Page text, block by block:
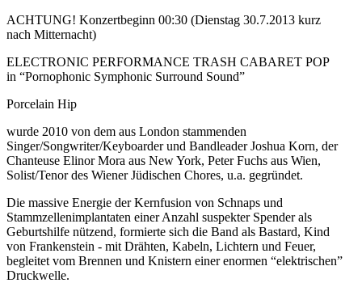
ACHTUNG! Konzertbeginn 00:30 (Dienstag 30.7.2013 kurz
nach Mitternacht)
ELECTRONIC PERFORMANCE TRASH CABARET POP
in “Pornophonic Symphonic Surround Sound”
Porcelain Hip
wurde 2010 von dem aus London stammenden
Singer/Songwriter/Keyboarder und Bandleader Joshua Korn, der
Chanteuse Elinor Mora aus New York, Peter Fuchs aus Wien,
Solist/Tenor des Wiener Jüdischen Chores, u.a. gegründet.
Die massive Energie der Kernfusion von Schnaps und
Stammzellenimplantaten einer Anzahl suspekter Spender als
Geburtshilfe nützend, formierte sich die Band als Bastard, Kind
von Frankenstein - mit Drähten, Kabeln, Lichtern und Feuer,
begleitet vom Brennen und Knistern einer enormen “elektrischen”
Druckwelle.